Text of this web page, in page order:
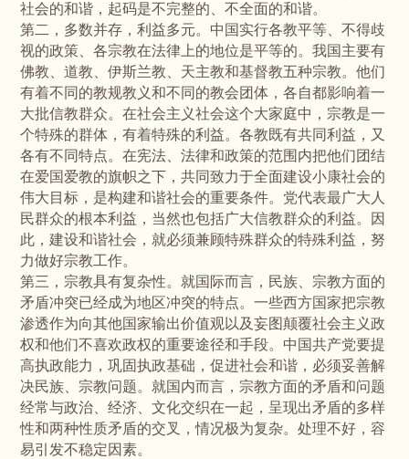
社会的和谐，起码是不完整的、不全面的和谐。
第二，多数并存，利益多元。中国实行各教平等、不得歧
视的政策、各宗教在法律上的地位是平等的。我国主要有
佛教、道教、伊斯兰教、天主教和基督教五种宗教。他们
有着不同的教规教义和不同的教会团体，各自都影响着一
大批信教群众。在社会主义社会这个大家庭中，宗教是一
个特殊的群体，有着特殊的利益。各教既有共同利益，又
各有不同特点。在宪法、法律和政策的范围内把他们团结
在爱国爱教的旗帜之下，共同致力于全面建设小康社会的
伟大目标，是构建和谐社会的重要条件。党代表最广大人
民群众的根本利益，当然也包括广大信教群众的利益。因
此，建设和谐社会，就必须兼顾特殊群众的特殊利益，努
力做好宗教工作。
第三，宗教具有复杂性。就国际而言，民族、宗教方面的
矛盾冲突已经成为地区冲突的特点。一些西方国家把宗教
渗透作为向其他国家输出价值观以及妄图颠覆社会主义政
权和他们不喜欢政权的重要途径和手段。中国共产党要提
高执政能力，巩固执政基础，促进社会和谐，必须妥善解
决民族、宗教问题。就国内而言，宗教方面的矛盾和问题
经常与政治、经济、文化交织在一起，呈现出矛盾的多样
性和两种性质矛盾的交叉，情况极为复杂。处理不好，容
易引发不稳定因素。